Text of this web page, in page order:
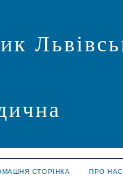
СТОРІНКА
ПРО НАС